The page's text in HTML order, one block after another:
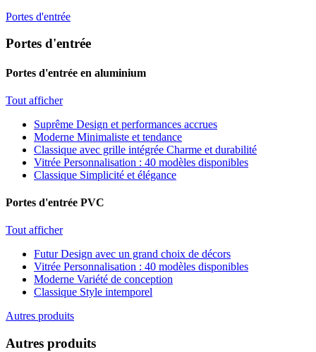
Portes d'entrée
Portes d'entrée
Portes d'entrée en aluminium
Tout afficher
Suprême Design et performances accrues
Moderne Minimaliste et tendance
Classique avec grille intégrée Charme et durabilité
Vitrée Personnalisation : 40 modèles disponibles
Classique Simplicité et élégance
Portes d'entrée PVC
Tout afficher
Futur Design avec un grand choix de décors
Vitrée Personnalisation : 40 modèles disponibles
Moderne Variété de conception
Classique Style intemporel
Autres produits
Autres produits